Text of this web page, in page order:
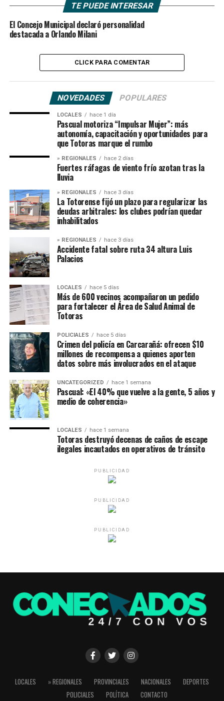
TE PUEDE INTERESAR
El Concejo Municipal declaró personalidad
destacada a Orlando Milani
CLICK PARA COMENTAR
NOVEDADES POPULARES
LOCALES hace 1 día
Pascual motoriza “Impulsar Mujer”: más
autonomía, capacitación y oportunidades para
que Totoras marque el rumbo
» REGIONALES hace 2 días
Fuertes ráfagas de viento frío azotan tras la
lluvia
» REGIONALES hace 3 días
La Totorense fijó un plazo para regularizar las
deudas arbitrales: los clubes podrían quedar
inhabilitados
» REGIONALES hace 3 días
Accidente fatal sobre ruta 34 altura Luis
Palacios
LOCALES hace 5 días
Más de 600 vecinos acompañaron un pedido
para fortalecer el Área de Salud Animal de
Totoras
POLICIALES hace 5 días
Crimen del policía en Carcarañá: ofrecen $10
millones de recompensa a quienes aporten
datos sobre más involucrados en el ataque
UNCATEGORIZED hace 1 semana
Pascual: «El 40% que vuelve a la gente, 5 años y
medio de coherencia»
LOCALES hace 1 semana
Totoras destruyó decenas de caños de escape
ilegales incautados en operativos de tránsito
PUBLICIDAD
PUBLICIDAD
PUBLICIDAD
LOCALES » REGIONALES PROVINCIALES NACIONALES
DEPORTES
POLICIALES
POLÍTICA CONTACTO